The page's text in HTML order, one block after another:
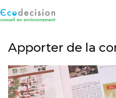
Apporter de la